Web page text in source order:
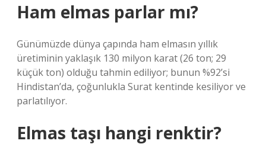
Ham elmas parlar mı?
Günümüzde dünya çapında ham elmasın yıllık
üretiminin yaklaşık 130 milyon karat (26 ton; 29
küçük ton) olduğu tahmin ediliyor; bunun %92’si
Hindistan’da, çoğunlukla Surat kentinde kesiliyor ve
parlatılıyor.
Elmas taşı hangi renktir?